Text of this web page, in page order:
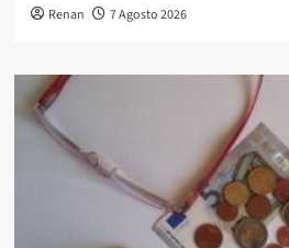
Renan 7 Agosto 2026